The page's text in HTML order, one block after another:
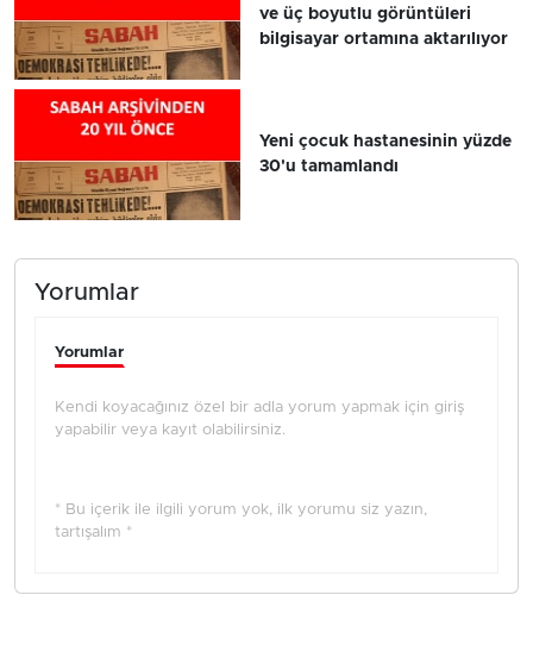
ve üç boyutlu görüntüleri
bilgisayar ortamına aktarılıyor
Yeni çocuk hastanesinin yüzde
30'u tamamlandı
Yorumlar
Yorumlar
Kendi koyacağınız özel bir adla yorum yapmak için giriş
yapabilir veya kayıt olabilirsiniz.
* Bu içerik ile ilgili yorum yok, ilk yorumu siz yazın,
tartışalım *